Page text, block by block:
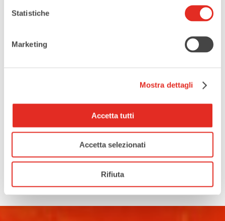
Statistiche
Marketing
Mostra dettagli
Accetta tutti
Accetta selezionati
Rifiuta